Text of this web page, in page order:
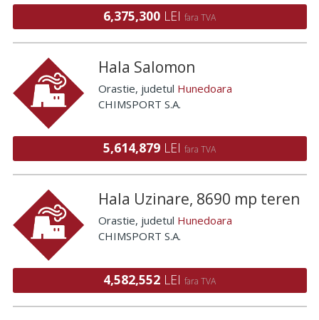
6,375,300 LEI fara TVA
Hala Salomon
Orastie, judetul Hunedoara
CHIMSPORT S.A.
5,614,879 LEI fara TVA
Hala Uzinare, 8690 mp teren
Orastie, judetul Hunedoara
CHIMSPORT S.A.
4,582,552 LEI fara TVA